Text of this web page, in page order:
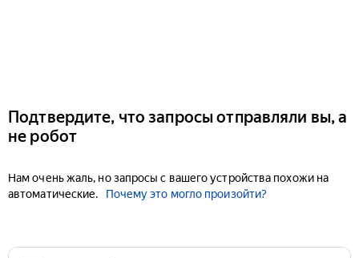
Подтвердите, что запросы отправляли вы, а
не робот
Нам очень жаль, но запросы с вашего устройства похожи на
автоматические.
Почему это могло произойти?